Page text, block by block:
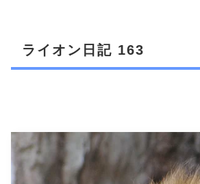
ライオン日記 163